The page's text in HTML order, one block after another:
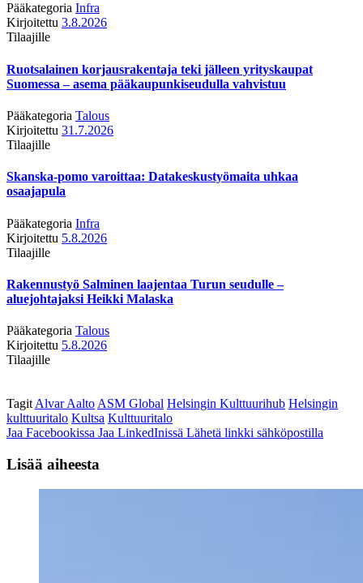
Pääkategoria Infra
Kirjoitettu 3.8.2026
Tilaajille
Ruotsalainen korjausrakentaja teki jälleen yrityskaupat
Suomessa – asema pääkaupunkiseudulla vahvistuu
Pääkategoria Talous
Kirjoitettu 31.7.2026
Tilaajille
Skanska-pomo varoittaa: Datakeskustyömaita uhkaa
osaajapula
Pääkategoria Infra
Kirjoitettu 5.8.2026
Tilaajille
Rakennustyö Salminen laajentaa Turun seudulle –
aluejohtajaksi Heikki Malaska
Pääkategoria Talous
Kirjoitettu 5.8.2026
Tilaajille
Tagit Alvar Aalto ASM Global Helsingin Kulttuurihub Helsingin
kulttuuritalo Kultsa Kulttuuritalo
Jaa Facebookissa Jaa LinkedInissä Lähetä linkki sähköpostilla
Lisää aiheesta